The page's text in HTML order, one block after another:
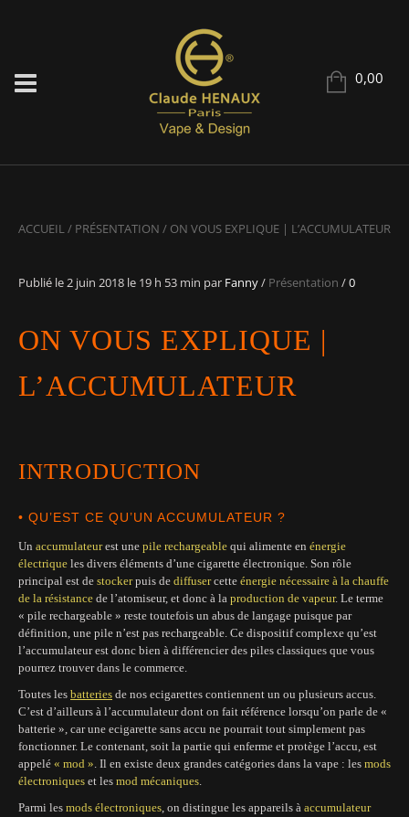
0,00
ACCUEIL/ PRÉSENTATION / ON VOUS EXPLIQUE | L’ACCUMULATEUR
Publié le2 juin 2018 le 19 h 53 min par Fanny/ Présentation /0
ON VOUS EXPLIQUE |
L’ACCUMULATEUR
INTRODUCTION
• QU’EST CE QU’UN ACCUMULATEUR ?
Un accumulateurest une pile rechargeable qui alimente en énergie
électrique les divers éléments d’une cigarette électronique. Son rôle
principal est de stockerpuis de diffusercette énergie nécessaire à la chauffe
de la résistance de l’atomiseur, et donc à la production de vapeur. Le terme
« pile rechargeable » reste toutefois un abus de langage puisque par
définition, une pile n’est pas rechargeable. Ce dispositif complexe qu’est
l’accumulateur est donc bien à différencier des piles classiques que vous
pourrez trouver dans le commerce.
Toutes les batteries de nos ecigarettes contiennent un ou plusieurs accus.
C’est d’ailleurs à l’accumulateur dont on fait référence lorsqu’on parle de «
batterie », car une ecigarette sans accu ne pourrait tout simplement pas
fonctionner. Le contenant, soit la partie qui enferme et protège l’accu, est
appelé « mod ». Il en existe deux grandes catégories dans la vape : les mods
électroniques et les mod mécaniques.
Parmi les mods électroniques, on distingue les appareils à accumulateur